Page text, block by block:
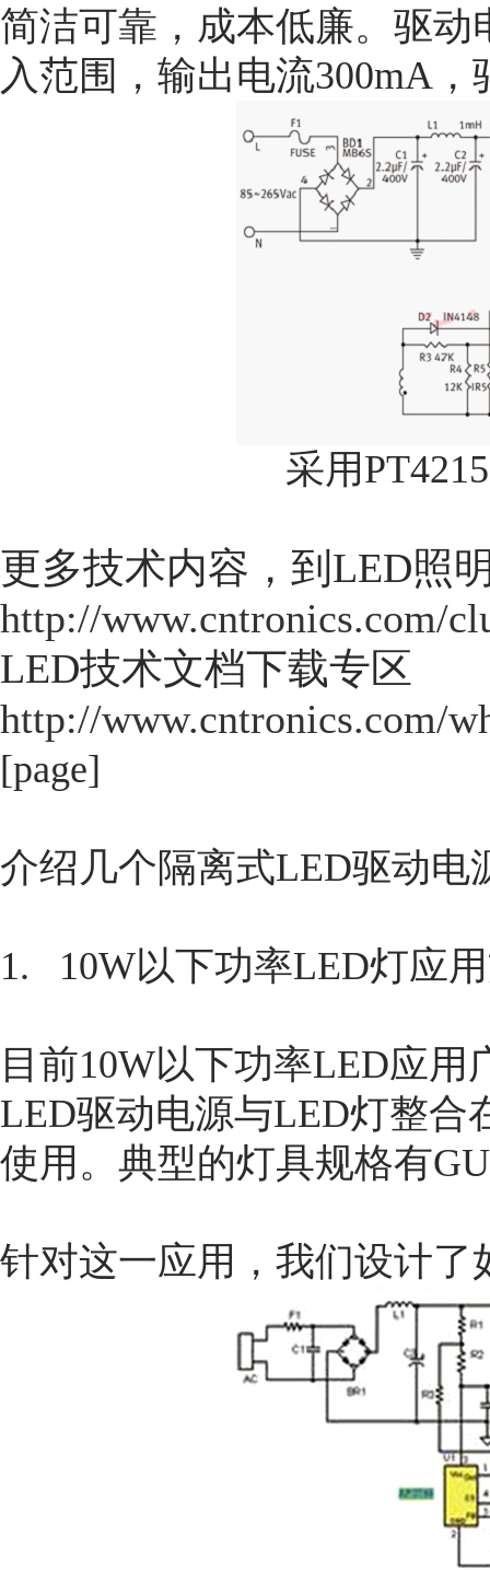
简洁可靠，成本低廉。驱动
入范围，输出电流300mA
采用
更多技术内容，到LED照
http://www.cntronics.com/
LED技术文档下载专区
http://www.cntronics.com/
[page]
介绍几个隔离式LED驱动电
1. 10W以下功率LED灯应
目前10W以下功率LED应
LED驱动电源与LED灯整合
使用。典型的灯具规格有
针对这一应用，我们设计了